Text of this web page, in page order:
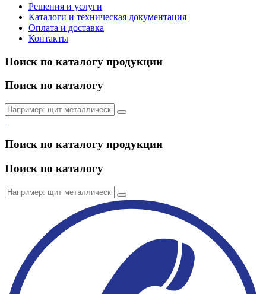
Решения и услуги
Каталоги и техническая документация
Оплата и доставка
Контакты
Поиск по каталогу продукции
Поиск по каталогу
Поиск по каталогу продукции
Поиск по каталогу